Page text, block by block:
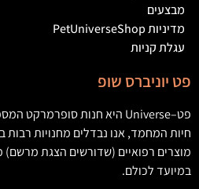
מבצעים
מדיניות PetUniverseShop
עגלת קניות
פט יוניברס שופ
פט–
Universe היא חנות סופרמרקט
חיות המחמד,אנו נבדלים מחנויות
מוצרים רפואיים (שדורשים הצגת מרשם)
במיועד לכולם.